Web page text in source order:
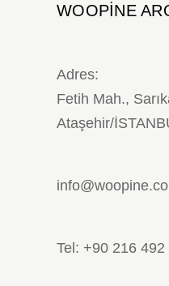
WOOPINE
Adres:
Fetih Mah.,
Ataşehir/
Tel: +90 216 492